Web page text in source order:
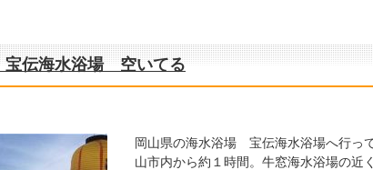
伝海水浴場 空いてる
岡山県の海水浴場 宝伝海水浴場へ行っ
山市内から約１時間。牛窓海水浴場の近